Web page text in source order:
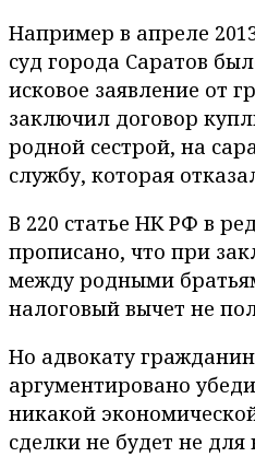
Например в апреле
суд города Саратов
исковое заявление от
заключил договор
родной сестрой, на
службу, которая
В 220 статье НК РФ в
прописано, что при
между родными
налоговый вычет не
Но адвокату
аргументировано
никакой
сделки не будет не для